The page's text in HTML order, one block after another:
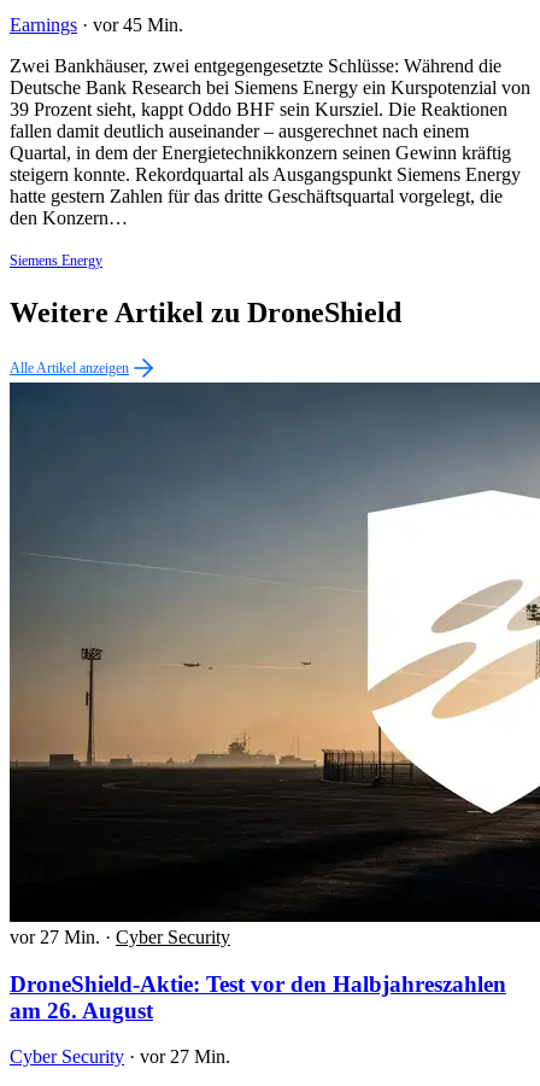
Earnings · vor 45 Min.
Zwei Bankhäuser, zwei entgegengesetzte Schlüsse: Während die
Deutsche Bank Research bei Siemens Energy ein Kurspotenzial von
39 Prozent sieht, kappt Oddo BHF sein Kursziel. Die Reaktionen
fallen damit deutlich auseinander – ausgerechnet nach einem
Quartal, in dem der Energietechnikkonzern seinen Gewinn kräftig
steigern konnte. Rekordquartal als Ausgangspunkt Siemens Energy
hatte gestern Zahlen für das dritte Geschäftsquartal vorgelegt, die
den Konzern…
Siemens Energy
Weitere Artikel zu DroneShield
Alle Artikel anzeigen
vor 27 Min. · Cyber Security
DroneShield-Aktie: Test vor den Halbjahreszahlen
am 26. August
Cyber Security · vor 27 Min.